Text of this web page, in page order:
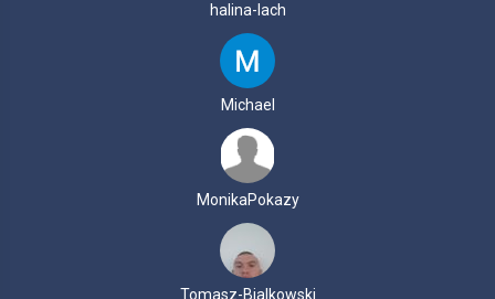
halina-lach
Michael
MonikaPokazy
Tomasz-Bialkowski